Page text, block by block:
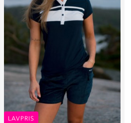
LAVPRIS